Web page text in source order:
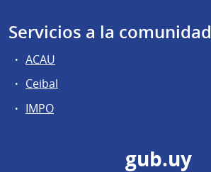
Servicios a la comunidad
ACAU
Ceibal
IMPO
gub.uy